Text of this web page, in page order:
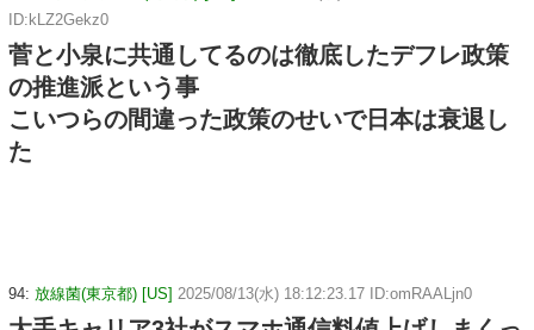
ID:kLZ2Gekz0
菅と小泉に共通してるのは徹底したデフレ政策
の推進派という事
こいつらの間違った政策のせいで日本は衰退し
た
94: 放線菌(東京都) [US] 2025/08/13(水) 18:12:23.17 ID:omRAALjn0